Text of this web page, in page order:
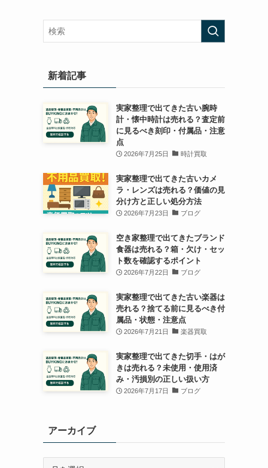
リ
ー
新着記事
実家整理で出てきた古い腕時
計・懐中時計は売れる？査定前
に見るべき刻印・付属品・注意
点
2026年7月25日 時計買取
実家整理で出てきた古いカメ
ラ・レンズは売れる？価値の見
分け方と正しい処分方法
2026年7月23日 ブログ
空き家整理で出てきたブランド
食器は売れる？箱・欠け・セッ
ト数を確認するポイント
2026年7月22日 ブログ
実家整理で出てきた古い楽器は
売れる？捨てる前に見るべき付
属品・状態・注意点
2026年7月21日 楽器買取
実家整理で出てきた切手・はが
きは売れる？未使用・使用済
み・汚損別の正しい扱い方
2026年7月17日 ブログ
アーカイブ